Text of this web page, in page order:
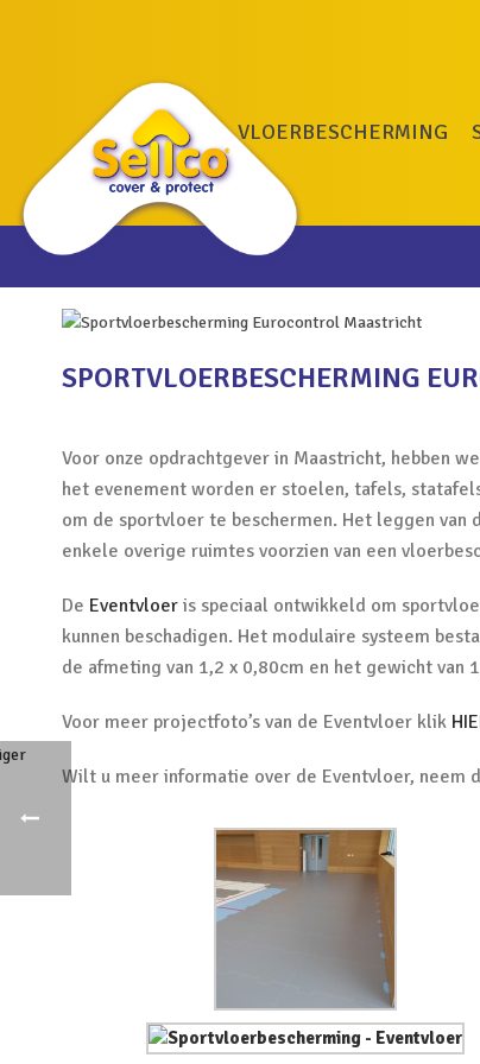
VLOERBESCHERMING
SPORTVLOERBESCHERMING
Voor onze opdrachtgever in Maastricht, hebben
het evenement worden er stoelen, tafels,
om de sportvloer te beschermen. Het leggen
enkele overige ruimtes voorzien van een
De Eventvloer is speciaal ontwikkeld om
kunnen beschadigen. Het modulaire systeem
de afmeting van 1,2 x 0,80cm en het gewicht
Voor meer projectfoto’s van de Eventvloer klik
Wilt u meer informatie over de Eventvloer, neem